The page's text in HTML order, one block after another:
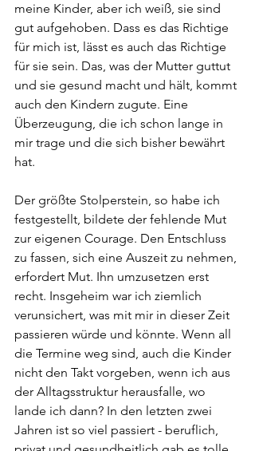
meine Kinder, aber ich weiß, sie sind
gut aufgehoben. Dass es das Richtige
für mich ist, lässt es auch das Richtige
für sie sein. Das, was der Mutter guttut
und sie gesund macht und hält, kommt
auch den Kindern zugute. Eine
Überzeugung, die ich schon lange in
mir trage und die sich bisher bewährt
hat.
Der größte Stolperstein, so habe ich
festgestellt, bildete der fehlende Mut
zur eigenen Courage. Den Entschluss
zu fassen, sich eine Auszeit zu nehmen,
erfordert Mut. Ihn umzusetzen erst
recht. Insgeheim war ich ziemlich
verunsichert, was mit mir in dieser Zeit
passieren würde und könnte. Wenn all
die Termine weg sind, auch die Kinder
nicht den Takt vorgeben, wenn ich aus
der Alltagsstruktur herausfalle, wo
lande ich dann? In den letzten zwei
Jahren ist so viel passiert - beruflich,